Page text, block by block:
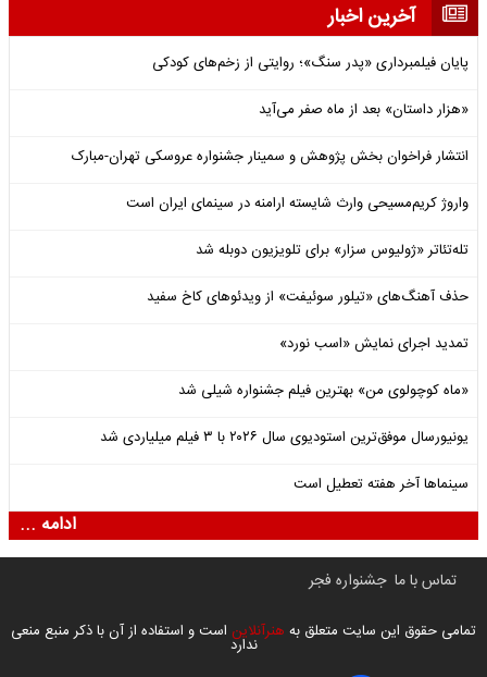
آخرین اخبار
پایان فیلمبرداری «پدر سنگ»؛ روایتی از زخم‌های کودکی
«هزار داستان» بعد از ماه صفر می‌آید
انتشار فراخوان بخش پژوهش و سمینار جشنواره عروسکی تهران-مبارک
واروژ کریم‌مسیحی وارث شایسته ارامنه در سینمای ایران است
تله‌تئاتر «ژولیوس سزار» برای تلویزیون دوبله شد
حذف آهنگ‌های «تیلور سوئیفت» از ویدئوهای کاخ سفید
تمدید اجرای نمایش «اسب نورد»
«ماه کوچولوی من» بهترین فیلم جشنواره شیلی شد
یونیورسال موفق‌ترین استودیوی سال ۲۰۲۶ با ۳ فیلم میلیاردی شد
سینماها آخر هفته تعطیل است
ادامه ...
تماس با ما جشنواره فجر
تمامی حقوق این سایت متعلق به هنرآنلاین است و استفاده از آن با ذکر منبع منعی
ندارد